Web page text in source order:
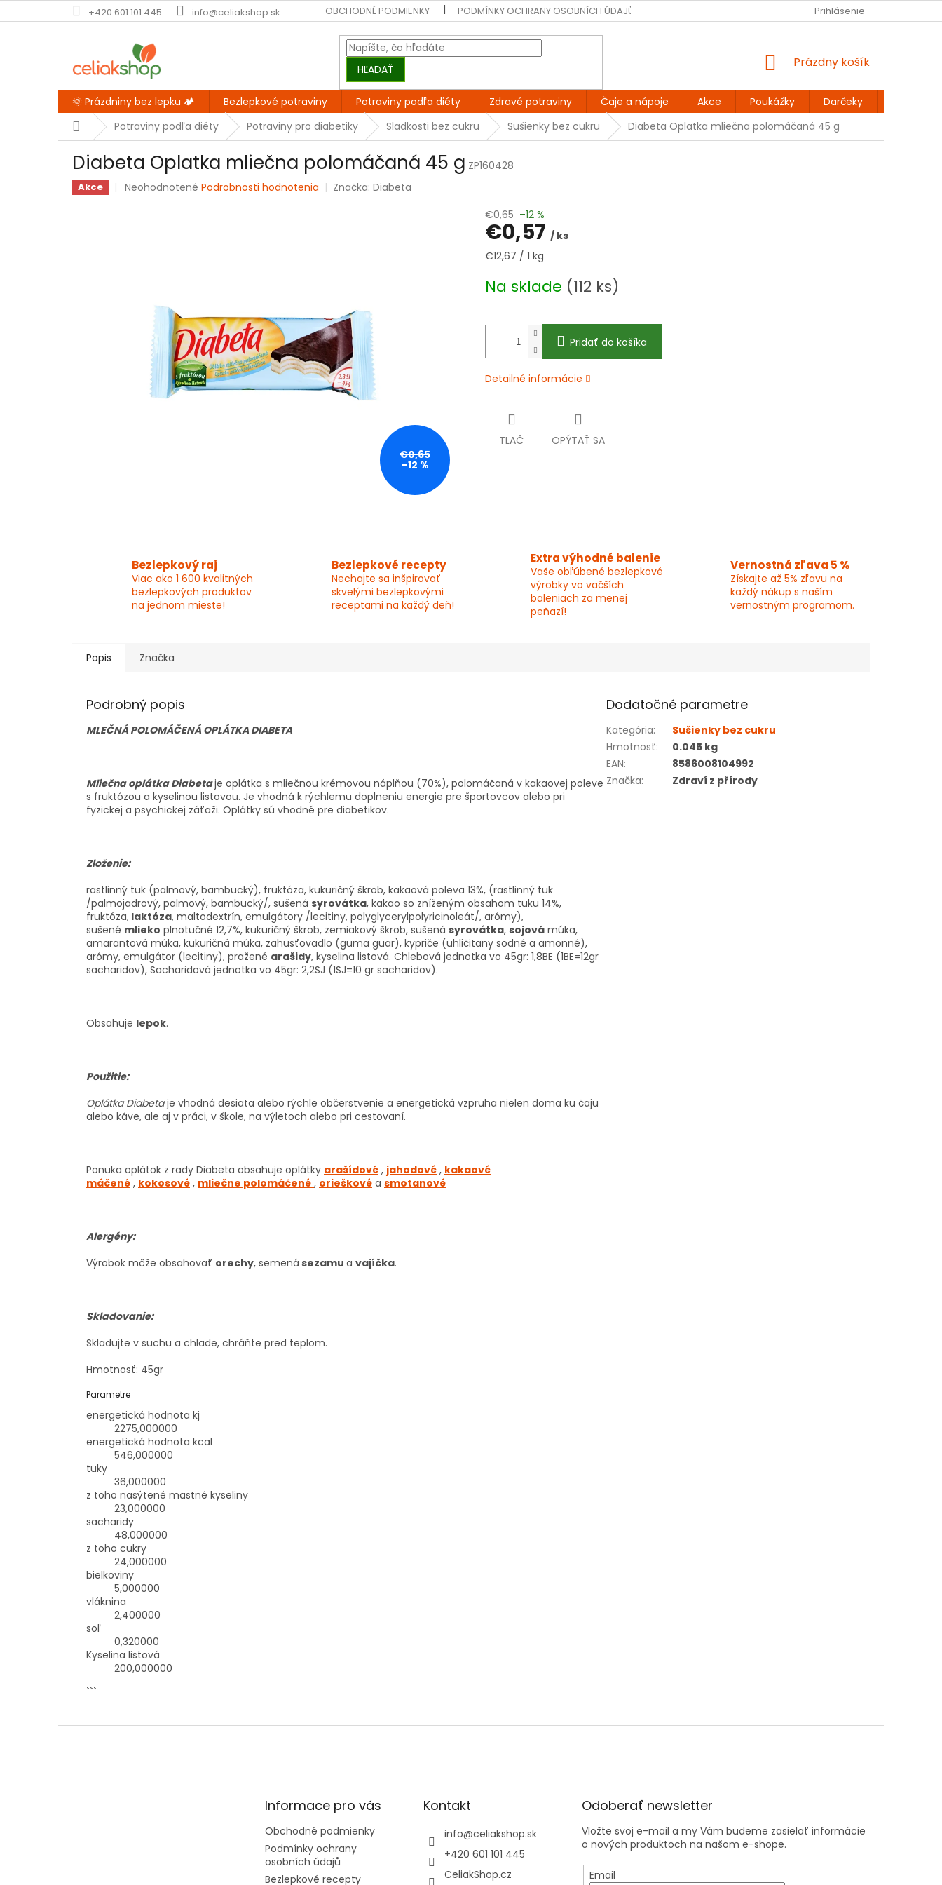
na
+420 601 101 445 info@celiakshop.sk OBCHODNÉ PODMIENKY PODMÍNKY OCHRANY OSOBNÍCH ÚDAJŮ KONTAKT DOPRAVA A PLATBA
Prihlásenie
HĽADAŤ
NÁKUPNÝ
Prázdny košík
🌞 Prázdniny bez lepku 🏕️ Bezlepkové potraviny Potraviny podľa diéty Zdravé potraviny Čaje a nápoje Akce Poukážky Darčeky
DomovPotraviny podľa diéty Potraviny pro diabetiky Sladkosti bez cukru Sušienky bez cukru Diabeta Oplatka mliečna polomáčaná 45 g
Diabeta Oplatka mliečna polomáčaná 45 g ZP160428
Akce
Priemerné
Neohodnotené Podrobnosti hodnotenia Značka: Diabeta
€0,65
–12 %
€0,65 –12 %
€0,57 / ks
Jednotková
€12,67 / 1 kg
Na sklade (112 ks)
Pridať do košíka
Detailné informácie
TLAČ OPÝTAŤ SA
Bezlepkový raj
Viac ako 1 600 kvalitných
bezlepkových produktov
na jednom mieste!
Bezlepkové recepty
Nechajte sa inšpirovať
skvelými bezlepkovými
receptami na každý deň!
Extra výhodné balenie
Vaše obľúbené bezlepkové
výrobky vo väčších
baleniach za menej
peňazí!
Vernostná zľava 5 %
Získajte až 5% zľavu na
každý nákup s naším
vernostným programom.
Popis Značka
Podrobný popis
MLEČNÁ POLOMÁČENÁ OPLÁTKA DIABETA
Mliečna oplátka Diabetaje oplátka s mliečnou krémovou náplňou (70%), polomáčaná v kakaovej poleve
s fruktózou a kyselinou listovou. Je vhodná k rýchlemu doplneniu energie pre športovcov alebo pri
fyzickej a psychickej záťaži. Oplátky sú vhodné pre diabetikov.
Zloženie:
rastlinný tuk (palmový, bambucký), fruktóza, kukuričný škrob, kakaová poleva 13%, (rastlinný tuk
/palmojadrový, palmový, bambucký/, sušená syrovátka, kakao so zníženým obsahom tuku 14%,
fruktóza, laktóza, maltodextrín, emulgátory /lecitiny, polyglycerylpolyricinoleát/, arómy),
sušené mlieko plnotučné 12,7%, kukuričný škrob, zemiakový škrob, sušená syrovátka, sojová múka,
amarantová múka, kukuričná múka, zahusťovadlo (guma guar), kypriče (uhličitany sodné a amonné),
arómy, emulgátor (lecitiny), pražené arašidy, kyselina listová. Chlebová jednotka vo 45gr: 1,8BE (1BE=12gr
sacharidov), Sacharidová jednotka vo 45gr: 2,2SJ (1SJ=10 gr sacharidov).
Obsahuje lepok.
Použitie:
Oplátka Diabetaje vhodná desiata alebo rýchle občerstvenie a energetická vzpruha nielen doma ku čaju
alebo káve, ale aj v práci, v škole, na výletoch alebo pri cestovaní.
Ponuka oplátok z rady Diabeta obsahuje oplátky arašídové , jahodové , kakaové
máčené , kokosové , mliečne polomáčené , orieškové a smotanové
Alergény:
Výrobok môže obsahovať orechy, semená sezamu a vajíčka.
Skladovanie:
Skladujte v suchu a chlade, chráňte pred teplom.
Hmotnosť: 45gr
Parametre
energetická hodnota kj
2275,000000
energetická hodnota kcal
546,000000
tuky
36,000000
z toho nasýtené mastné kyseliny
23,000000
sacharidy
48,000000
z toho cukry
24,000000
bielkoviny
5,000000
vláknina
2,400000
soľ
0,320000
Kyselina listová
200,000000
```
Dodatočné parametre
Kategória:
Sušienky bez cukru
Hmotnosť:
0.045 kg
EAN:
8586008104992
Značka: Zdraví z přírody
Informace pro vás
Obchodné podmienky
Podmínky ochrany
osobních údajů
Bezlepkové recepty
Kontakt
info@celiakshop.sk
+420 601 101 445
CeliakShop.cz
Odoberať newsletter
Vložte svoj e-mail a my Vám budeme zasielať informácie
o nových produktoch na našom e-shope.
Email
týždeň.🧡